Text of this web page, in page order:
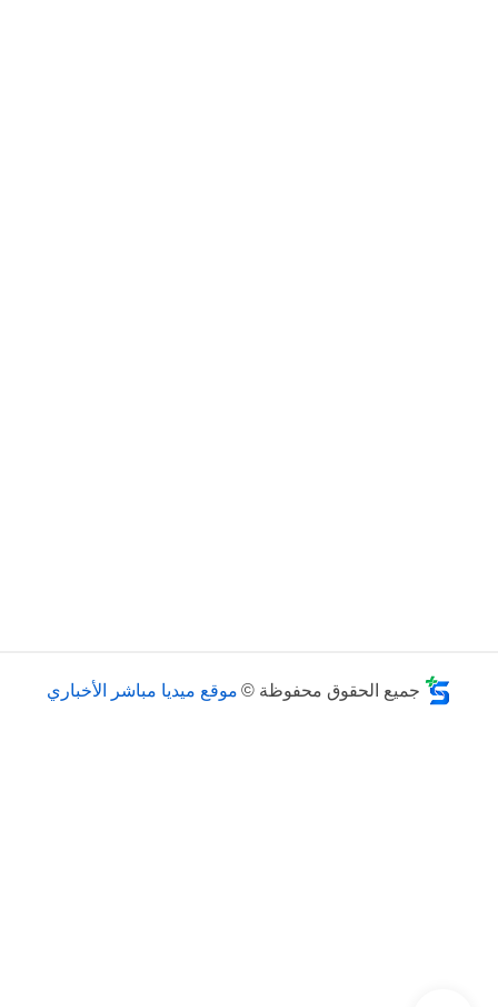
جميع الحقوق محفوظة © موقع ميديا مباشر الأخباري